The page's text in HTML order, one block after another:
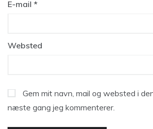
E-mail *
Websted
Gem mit navn, mail og websted i
næste gang jeg kommenterer.